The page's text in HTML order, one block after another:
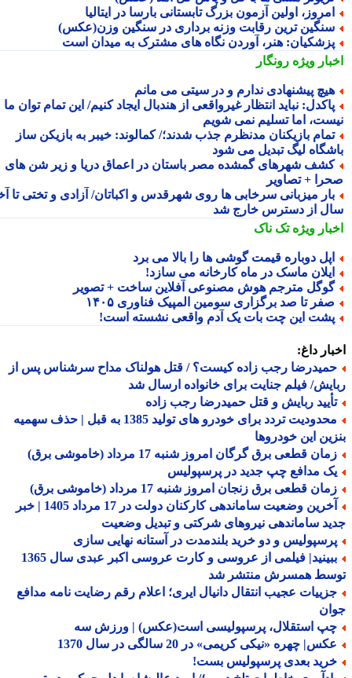
اولین آزمون بزرگ تابستانی بارسا در ایتالیا
ترین رقابت وزنه برداری در سنگین وزن(عکس)
هنر، آوردن نگاه های مشترک به میدان است
ویژهرونگار
پیشنهادی ندارم و در سیتی می مانم
نباید انتظار غیرواقعی از هندبال ایجاد کنیم/ این تمام توان ما
اما تسلیم نمی شویم
بازیکنان مدنظرم جذب شدند؛/ کمالوند: خیبر به بازیکن ساز
لیگ تبدیل می شود
شهرهای گمشده مصر باستان در اعماق دریا و زیر شن های
+ تصاویر
میزبانی سرخابی ها روی شهرقدس و اکباتان/ آزادی و تختی تا آخر
از دسترس خارج شد
ویژهتک ناک
دوباره قیمت گوشی ها را بالا می برد
ماسک در ماه کارخانه می سازد!
مترجم هوش مصنوعی آفلاین ساخت + تصویر
تا صد برگزاری سومین المپیک فناوری ۱۴۰۵
این چت بات یک آدم واقعی نشسته است!
داغ:
رجب زاده کیست؟ / قتل هولناک مداح سرشناس پس از
فیلم جنایت برای خانواده ارسال شد
ربایش و قتل حمیدرضا رجب زاده
محدودیت تردد برای خودرو های تولید 1385 به قبل | حذف سهمیه
این خودروها
قطعی برق گرگان امروز شنبه 17 مرداد (خاموشی برق)
مدافع چپ جدید در پرسپولیس
قطعی برق زنجان امروز شنبه 17 مرداد (خاموشی برق)
آخرین وضعیت ساماندهی کارکنان دولت در 17 مرداد 1405 | خبر
ساماندهی نیروهای شرکتی و تبدیل وضعیت
و دو خرید بلندمدت در آستانه نهایی سازی
ببینید| فیلمی از عروسی و کارت عروسی اکبر عبدی سال 1365
همسرش منتشر شد
عجیب انتقال دانیال ایری؛ اعلام رقم رضایت نامه مدافع
استقلال، پرسپولیسی است(عکس) | ورزش سه
چهره «نیکی کریمی» در 20 سالگی در سال 1370
بعدی پرسپولیس بست!